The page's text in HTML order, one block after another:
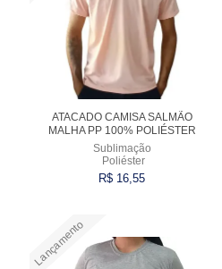
ATACADO CAMISA SALMÃO
MALHA PP 100% POLIÉSTER
Sublimação
Poliéster
R$ 16,55
Lançamento